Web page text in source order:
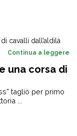
Continua a leggere
una corsa di
tagliò per primo
...